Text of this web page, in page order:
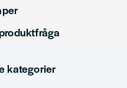
något om denna produkten...
kategorier